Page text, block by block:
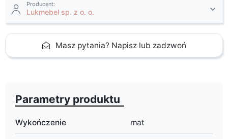
Producent:
Lukmebel sp. z o. o.
Masz pytania? Napisz lub zadzwoń
Parametry produktu
Wykończenie mat